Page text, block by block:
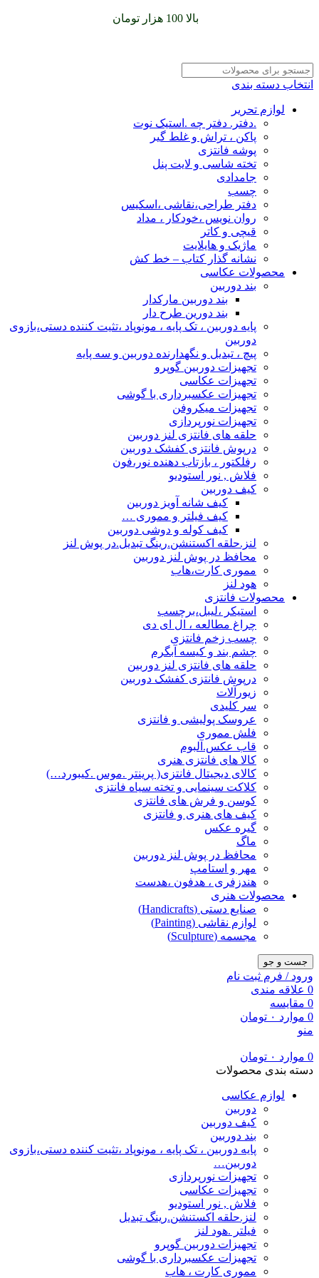
بالا 100 هزار تومان
انتخاب دسته بندی
لوازم تحریر
.دفتر. دفتر چه .استیک نوت
پاکن ، تراش و غلط گیر
پوشه فانتزی
تخته شاسی و لایت پنل
جامدادی
چسب
دفتر طراحی،نقاشی ،اسکیس
روان نویس ،خودکار ، مداد
قیچی و کاتر
ماژیک و هایلایت
نشانه گذار کتاب – خط کش
محصولات عکاسی
بند دوربین
بند دوربین مارکدار
بند دورین طرح دار
پایه دوربین ، تک پایه ، مونوپاد ،تثیت کننده دستی،بازوی
دوربین
پیچ ، تبدیل و نگهدارنده دوربین و سه پایه
تجهیزات دوربین گوپرو
تجهیزات عکاسی
تجهیزات عکسبرداری با گوشی
تجهیزات میکروفن
تجهیزات نورپردازی
حلقه های فانتزی لنز دوربین
درپوش فانتزی کفشک دوربین
رفلکتور ، بازتاب دهنده نور،فون
فلاش , نور استودیو
کیف دوربین
کیف شانه آویز دوربین
کیف فیلتر و مموری …
کیف کوله و دوشی دوربین
لنز.حلقه اکستنشن.رینگ تبدیل.در پوش لنز
محافظ در پوش لنز دوربین
مموری کارت،هاب
هود لنز
محصولات فانتزی
استیکر ،لیبل،برچسب
چراغ مطالعه ، ال ای دی
چسب زخم فانتزی
چشم بند و کیسه آبگرم
حلقه های فانتزی لنز دوربین
درپوش فانتزی کفشک دوربین
زیورآلات
سر کلیدی
عروسک پولیشی و فانتزی
فلش مموری
قاب عکس.آلبوم
کالا های فانتزی هنری
کالای دیجیتال فانتزی( پرینتر .موس .کیبورد…)
کلاکت سینمایی و تخته سیاه فانتزی
کوسن و فرش های فانتزی
کیف های هنری و فانتزی
گیره عکس
ماگ
محافظ در پوش لنز دوربین
مهر و استامپ
هندزفری ، هدفون ،هدست
محصولات هنری
صنایع دستی (Handicrafts)
لوازم نقاشی (Painting)
مجسمه (Sculpture)
جست و جو
ورود / فرم ثبت نام
0 علاقه مندی
0 مقایسه
0 موارد ۰ تومان
منو
0 موارد ۰ تومان
دسته بندی محصولات
لوازم عکاسی
دوربین
کیف دوربین
بند دوربین
پایه دوربین ، تک پایه ، مونوپاد ،تثیت کننده دستی،بازوی
دوربین…
تجهیزات نورپردازی
تجهیزات عکاسی
فلاش , نور استودیو
لنز.حلقه اکستنشن.رینگ تبدیل
فیلتر .هود لنز
تجهیزات دوربین گوپرو
تجهیزات عکسبرداری با گوشی
مموری کارت ، هاب